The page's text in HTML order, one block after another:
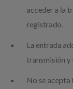
acceder a la
registrado.
La entrada
transmisión y
No se acepta